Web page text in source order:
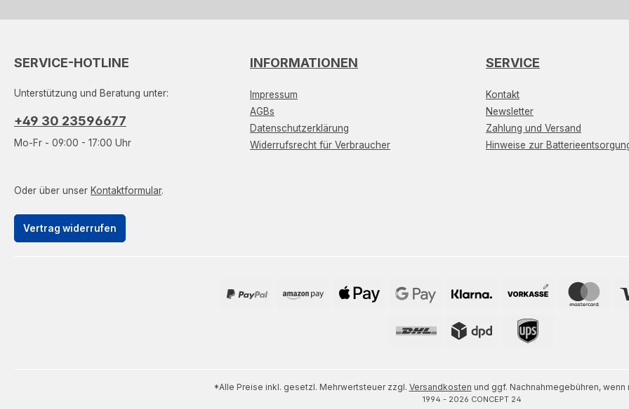
SERVICE-HOTLINE
Unterstützung und Beratung unter:
+49 30 23596677
Mo-Fr - 09:00 - 17:00 Uhr
Oder über unser Kontaktformular.
Vertrag widerrufen
INFORMATIONEN
Impressum
AGBs
Datenschutzerklärung
Widerrufsrecht für Verbraucher
SERVICE
Kontakt
Newsletter
Zahlung und Versand
Hinweise zur
*Alle Preise inkl. gesetzl. Mehrwertsteuer zzgl. Versandkosten und ggf. Nachnahmegebühren,
1994 - 2026 CONCEPT 24